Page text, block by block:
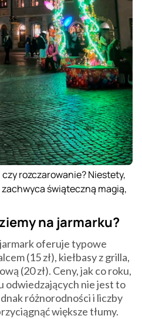
rozczarowanie? Niestety,
świąteczną magią,
na jarmarku?
oferuje typowe
(15 zł), kiełbasy z grilla,
(20 zł). Ceny, jak co roku,
odwiedzających nie jest to
różnorodności i liczby
większe tłumy.